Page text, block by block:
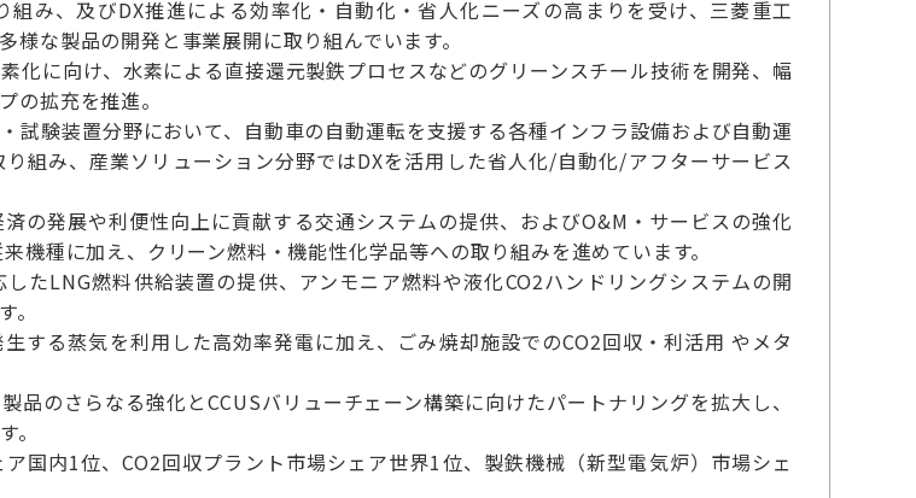
み、及びDX推進による効率化・自動化・省人化ニーズの高まりを受け、三菱重工
な製品の開発と事業展開に取り組んでいます。
化に向け、水素による直接還元製鉄プロセスなどのグリーンスチール技術を開発、幅
の拡充を推進。
試験装置分野において、自動車の自動運転を支援する各種インフラ設備および自動運
組み、産業ソリューション分野ではDXを活用した省人化/自動化/アフターサービス
の発展や利便性向上に貢献する交通システムの提供、およびO&M・サービスの強化
機種に加え、クリーン燃料・機能性化学品等への取り組みを進めています。
したLNG燃料供給装置の提供、アンモニア燃料や液化CO2ハンドリングシステムの開
する蒸気を利用した高効率発電に加え、ごみ焼却施設でのCO2回収・利活用 やメタ
品のさらなる強化とCCUSバリューチェーン構築に向けたパートナリングを拡大し、
。
国内1位、CO2回収プラント市場シェア世界1位、製鉄機械（新型電気炉）市場シェ